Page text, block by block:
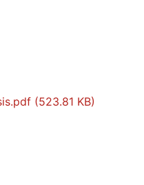
(523.81 KB)